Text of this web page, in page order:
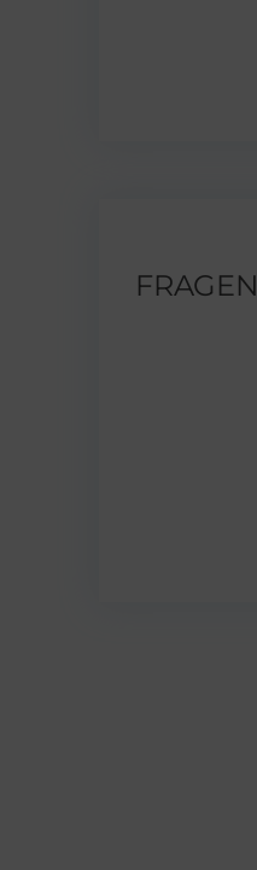
FRAGEN